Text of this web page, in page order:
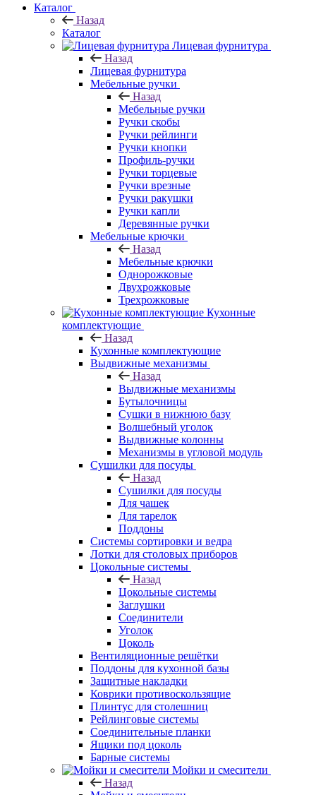
Каталог
Назад
Каталог
Лицевая фурнитура
Назад
Лицевая фурнитура
Мебельные ручки
Назад
Мебельные ручки
Ручки скобы
Ручки рейлинги
Ручки кнопки
Профиль-ручки
Ручки торцевые
Ручки врезные
Ручки ракушки
Ручки капли
Деревянные ручки
Мебельные крючки
Назад
Мебельные крючки
Однорожковые
Двухрожковые
Трехрожковые
Кухонные
комплектующие
Назад
Кухонные комплектующие
Выдвижные механизмы
Назад
Выдвижные механизмы
Бутылочницы
Сушки в нижнюю базу
Волшебный уголок
Выдвижные колонны
Механизмы в угловой модуль
Сушилки для посуды
Назад
Сушилки для посуды
Для чашек
Для тарелок
Поддоны
Системы сортировки и ведра
Лотки для столовых приборов
Цокольные системы
Назад
Цокольные системы
Заглушки
Соединители
Уголок
Цоколь
Вентиляционные решётки
Поддоны для кухонной базы
Защитные накладки
Коврики противоскользящие
Плинтус для столешниц
Рейлинговые системы
Соединительные планки
Ящики под цоколь
Барные системы
Мойки и смесители
Назад